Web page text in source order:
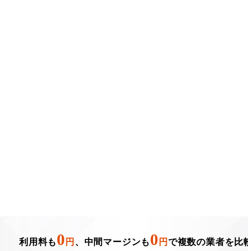
利用料も 0 円 、中間マージンも 0 円 で複数の業者を比